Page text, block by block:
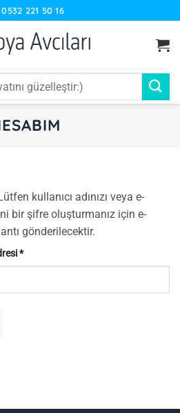
0532 221 50 16
kullanıcı adınızı veya e-
bir şifre oluşturmanız için e-
gönderilecektir.
*Gerekli